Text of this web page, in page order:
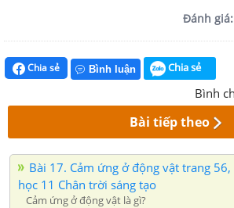
Đánh giá:
Chia sẻ Bình luận Chia sẻ
Bình
Bài tiếp theo
Bài 17. Cảm ứng ở động vật trang 56,
học 11 Chân trời sáng tạo
Cảm ứng ở động vật là gì?